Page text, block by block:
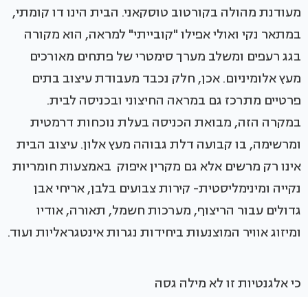
מעודנת מהולה בקורטוב טוסקאני. הבית הינו דו קומתי,
במתאר נקי ואולי אפילו "קובייתי" למראה, הוא מקורה
בגג רעפים ומשלב מערך סימטרי של פתחים מאורכים
מעץ אלומיניום. אכן, חלק נכבד מעבודת עיצוב בתים
פרטיים מתרכז גם במראה החיצוני ובכניסה לבית.
במקרה הזה, מבואת הכניסה בעלת נוכחות דרמטית
ומרשימה, בו קבועה דלת גבוהה מעץ אלון. עיצוב הבית
אינו רק מרשים אלא גם מקרין איפוק באמצעות חומריות
נקייה ומינימליסטית- קירות צבועים בלבן, אריחי אבן
גדולים עבור הריצוף, מערכות חשמל, תאורה, אודיו
ומיזוג אוויר המוצנעות ביחידות נגרות אינטגראליות ועוד.
כי אלגנטיות זו לא מילה גסה